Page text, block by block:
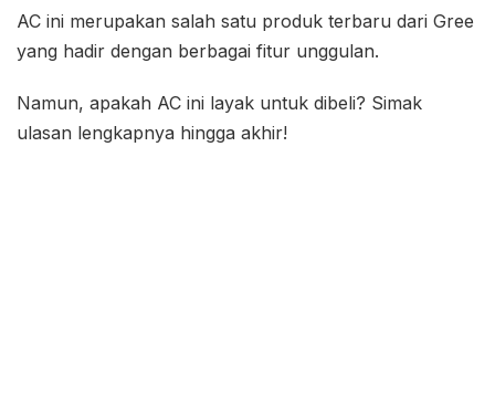
AC ini merupakan salah satu produk terbaru dari Gree
yang hadir dengan berbagai fitur unggulan.
Namun, apakah AC ini layak untuk dibeli? Simak
ulasan lengkapnya hingga akhir!